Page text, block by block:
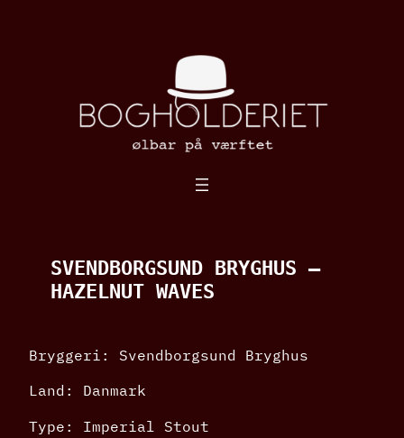
SVENDBORGSUND BRYGHUS –
HAZELNUT WAVES
Bryggeri: Svendborgsund Bryghus
Land: Danmark
Type: Imperial Stout